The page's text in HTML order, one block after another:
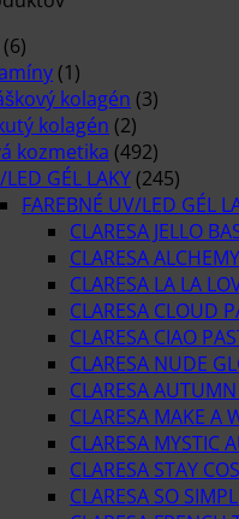
(6)
(1)
kolagén (3)
kolagén (2)
kozmetika (492)
GÉL LAKY (245)
FAREBNÉ UV/LED GÉL
CLARESA JELLO
CLARESA ALCHEMY
CLARESA LA LA
CLARESA CLOUD
CLARESA CIAO
CLARESA NUDE
CLARESA
CLARESA MAKE A
CLARESA MYSTIC
CLARESA STAY
CLARESA SO